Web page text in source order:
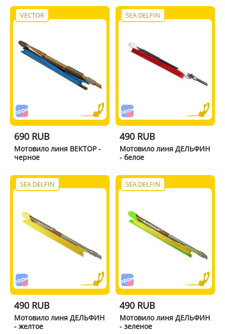
VECTOR
690 RUB
Мотовило линя ВЕКТОР -
черное
SEA DELFIN
490 RUB
Мотовило линя ДЕЛЬФИН
- белое
SEA DELFIN
490 RUB
Мотовило линя ДЕЛЬФИН
- желтое
SEA DELFIN
490 RUB
Мотовило линя ДЕЛЬФИН
- зеленое